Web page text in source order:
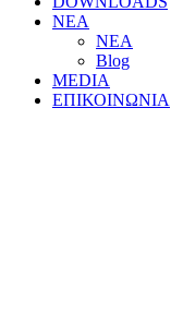
ΝΕΑ
ΝΕΑ
Blog
MEDIA
ΕΠΙΚΟΙΝΩΝΙΑ